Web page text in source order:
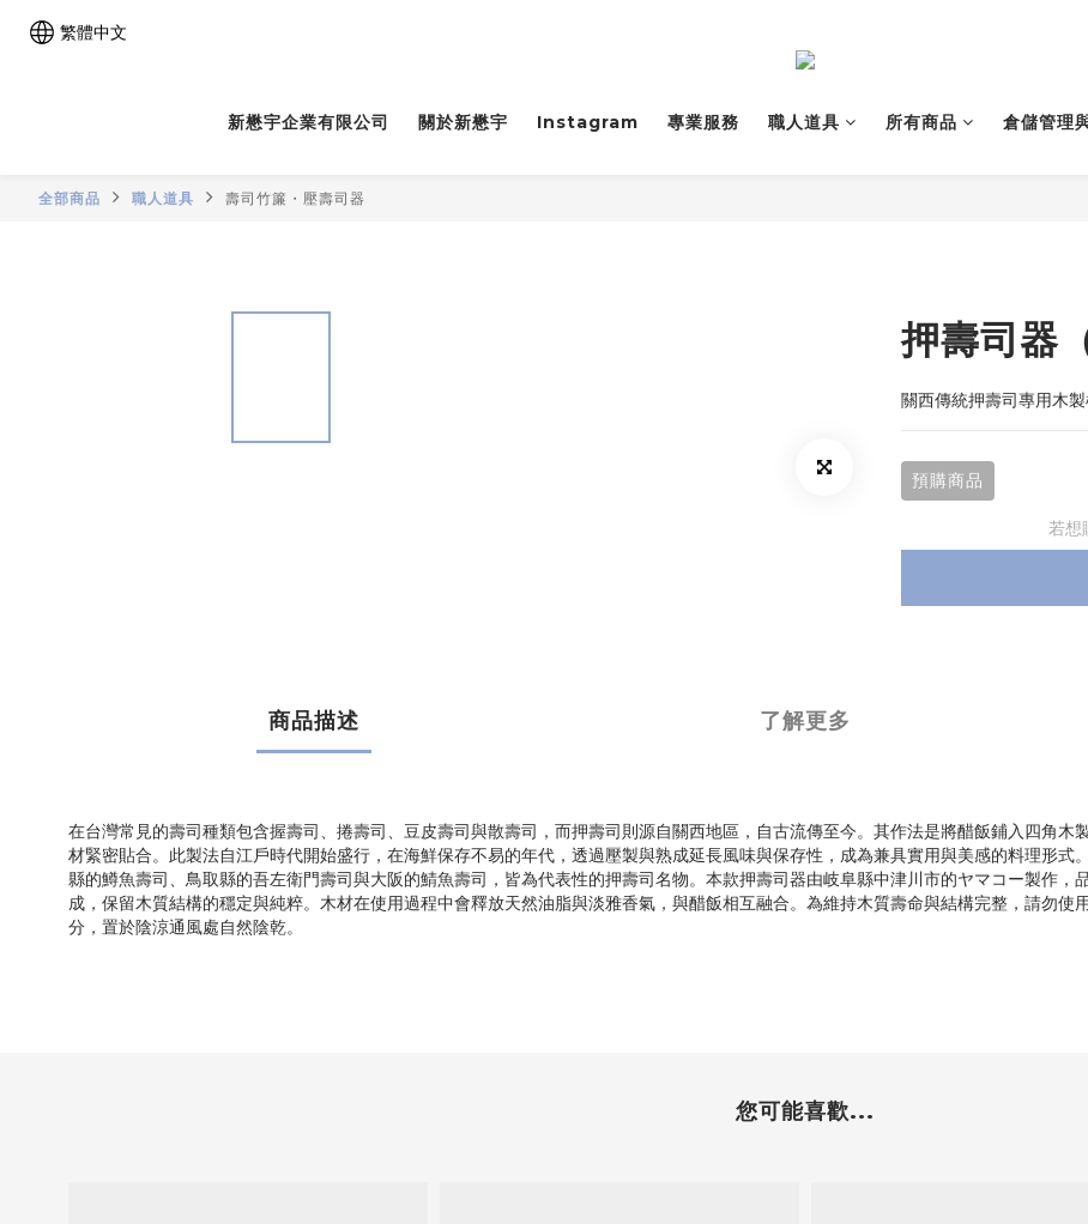
繁體中文
新懋宇企業有限公司 關於新懋宇 Instagram 專業服務 職人道具 所有商品 倉儲管理
全部商品 職人道具 壽司竹簾・壓壽司器
押壽司器
關西傳統押壽司專用木
預購商品
若想
商品描述 了解更多
在台灣常見的壽司種類包含握壽司、捲壽司、豆皮壽司與散壽司，而押壽司則源自關西地區，自古流傳至今。其作法是將醋飯鋪入四角
材緊密貼合。此製法自江戶時代開始盛行，在海鮮保存不易的年代，透過壓製與熟成延長風味與保存性，成為兼具實用與美感的料理形
縣的鱒魚壽司、鳥取縣的吾左衛門壽司與大阪的鯖魚壽司，皆為代表性的押壽司名物。本款押壽司器由岐阜縣中津川市的ヤマコー製作
成，保留木質結構的穩定與純粹。木材在使用過程中會釋放天然油脂與淡雅香氣，與醋飯相互融合。為維持木質壽命與結構完整，請勿
分，置於陰涼通風處自然陰乾。
您可能喜歡...